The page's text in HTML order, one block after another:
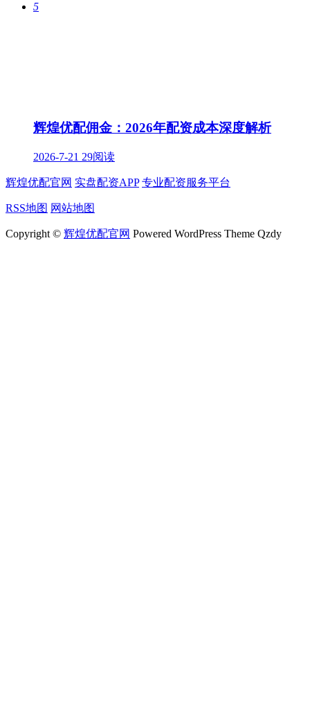
5
辉煌优配佣金：2026年配资成本深度解析
2026-7-21 29阅读
辉煌优配官网 实盘配资APP 专业配资服务平台
RSS地图 网站地图
Copyright © 辉煌优配官网 Powered WordPress Theme Qzdy